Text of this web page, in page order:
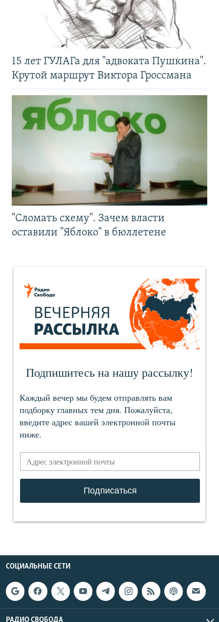
15 лет ГУЛАГа для "адвоката Пушкина".
Крутой маршрут Виктора Гроссмана
"Сломать схему". Зачем власти
оставили "Яблоко" в бюллетене
СОЦИАЛЬНЫЕ СЕТИ
РАДИО СВОБОДА